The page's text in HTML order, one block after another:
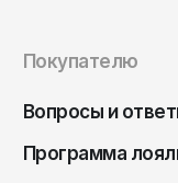
Покупателю
Вопросы и
Программа
Чайковский